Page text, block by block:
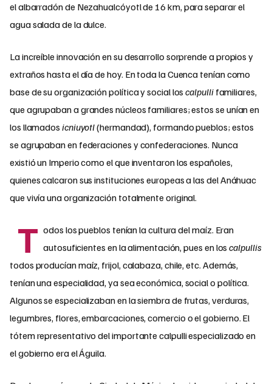
el albarradón de Nezahualcóyotl de 16 km, para separar el
agua salada de la dulce.
La increíble innovación en su desarrollo sorprende a propios y
extraños hasta el día de hoy. En toda la Cuenca tenían como
base de su organización política y social loscalpullifamiliares,
que agrupaban a grandes núcleos familiares; estos se unían en
los llamados icniuyotl(hermandad), formando pueblos; estos
se agrupaban en federaciones y confederaciones. Nunca
existió un Imperio como el que inventaron los españoles,
quienes calcaron sus instituciones europeas a las del Anáhuac
que vivía una organización totalmente original.
T odos los pueblos tenían la cultura del maíz. Eran
autosuficientes en la alimentación, pues en loscalpullis
todos producían maíz, frijol, calabaza, chile, etc. Además,
tenían una especialidad, ya sea económica, social o política.
Algunos se especializaban en la siembra de frutas, verduras,
legumbres, flores, embarcaciones, comercio o el gobierno. El
tótem representativo del importante calpulli especializado en
el gobierno era el Águila.